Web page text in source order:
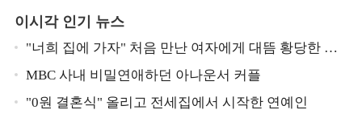
이시각 인기 뉴스
"너희 집에 가자" 처음 만난 여자에게 대뜸 황당한 요
구 했다는 MBC 아나운서
MBC 사내 비밀연애하던 아나운서 커플
"0원 결혼식" 올리고 전세집에서 시작한 연예인